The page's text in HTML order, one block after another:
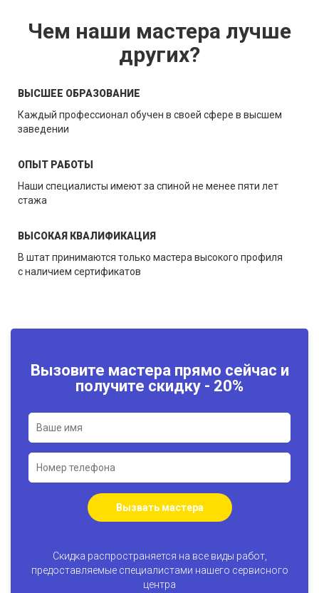
Чем наши мастера лучше
других?
ВЫСШЕЕ ОБРАЗОВАНИЕ
Каждый профессионал обучен в своей сфере в высшем
заведении
ОПЫТ РАБОТЫ
Наши специалисты имеют за спиной не менее пяти лет
стажа
ВЫСОКАЯ КВАЛИФИКАЦИЯ
В штат принимаются только мастера высокого профиля
с наличием сертификатов
Вызовите мастера прямо сейчас и
получите скидку - 20%
Вызвать мастера
Скидка распространяется на все виды работ,
предоставляемые специалистами нашего сервисного
центра